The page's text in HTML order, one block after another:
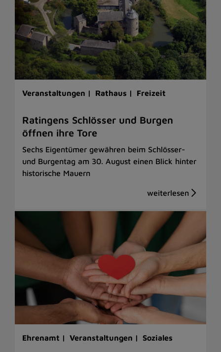
Veranstaltungen | Rathaus | Freizeit
Ratingens Schlösser und Burgen
öffnen ihre Tore
Sechs Eigentümer gewähren beim Schlösser-
und Burgentag am 30. August einen Blick hinter
historische Mauern
Ehrenamt | Veranstaltungen | Soziales